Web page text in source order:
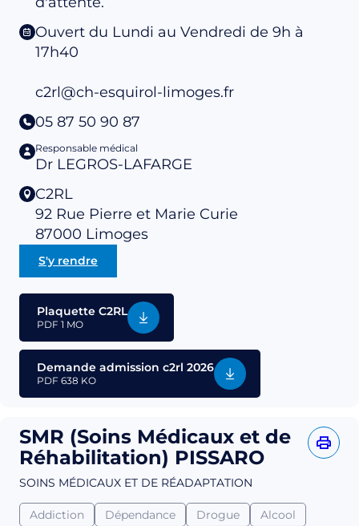
Ouvert du Lundi au Vendredi de 9h à
17h40
c2rl@ch-esquirol-limoges.fr
05 87 50 90 87
Responsable médical
Dr LEGROS-LAFARGE
C2RL
92 Rue Pierre et Marie Curie
87000 Limoges
S'y rendre
Plaquette C2RL
PDF 1 MO
Demande admission c2rl 2026
PDF 638 KO
SMR (Soins Médicaux et de
Réhabilitation) PISSARO
SOINS MÉDICAUX ET DE RÉADAPTATION
Addiction Dépendance Drogue
Alcool